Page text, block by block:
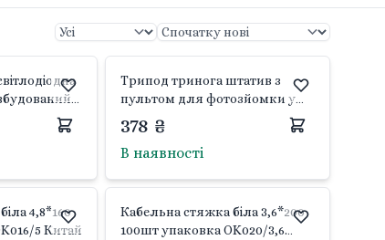
стругачка
Китай
Трипод тринога штатив з
пультом для фотозйомки у
коробці 32*8*8см DK3888
Китай
378 ₴
В наявності
4,8*160
5 Китай
Кабельна стяжка біла 3,6*200
100шт упаковка OK020/3,6